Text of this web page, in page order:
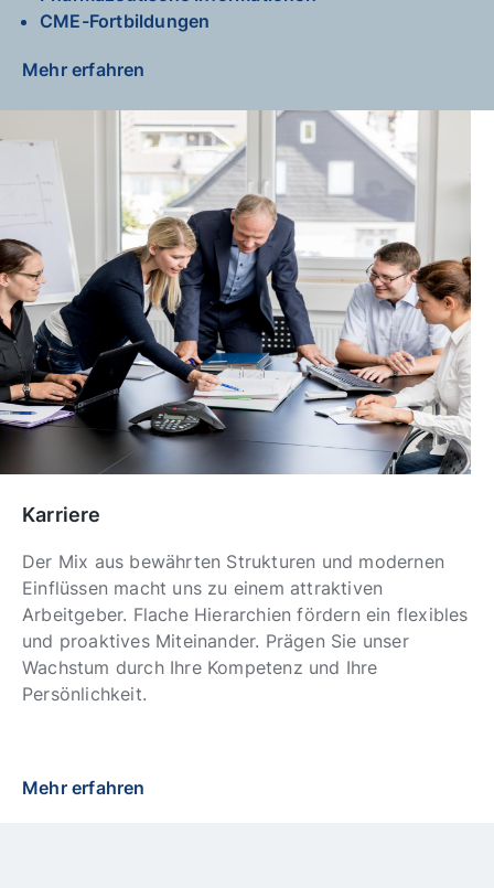
CME-Fortbildungen
Mehr erfahren
Karriere
Der Mix aus bewährten Strukturen und modernen
Einflüssen macht uns zu einem attraktiven
Arbeitgeber. Flache Hierarchien fördern ein flexibles
und proaktives Miteinander. Prägen Sie unser
Wachstum durch Ihre Kompetenz und Ihre
Persönlichkeit.
Mehr erfahren